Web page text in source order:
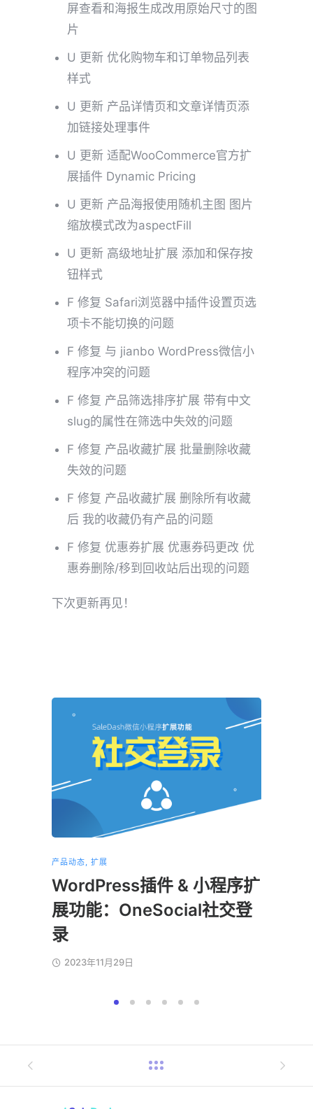
屏查看和海报生成改用原始尺寸的图
片
U 更新 优化购物车和订单物品列表
样式
U 更新 产品详情页和文章详情页添
加链接处理事件
U 更新 适配WooCommerce官方扩
展插件 Dynamic Pricing
U 更新 产品海报使用随机主图 图片
缩放模式改为aspectFill
U 更新 高级地址扩展 添加和保存按
钮样式
F 修复 Safari浏览器中插件设置页选
项卡不能切换的问题
F 修复 与 jianbo WordPress微信小
程序冲突的问题
F 修复 产品筛选排序扩展 带有中文
slug的属性在筛选中失效的问题
F 修复 产品收藏扩展 批量删除收藏
失效的问题
F 修复 产品收藏扩展 删除所有收藏
后 我的收藏仍有产品的问题
F 修复 优惠券扩展 优惠券码更改 优
惠券删除/移到回收站后出现的问题
下次更新再见！
产品动态 扩展
WordPress插件 & 小程序扩
展功能：OneSocial社交登
录
2023年11月29日